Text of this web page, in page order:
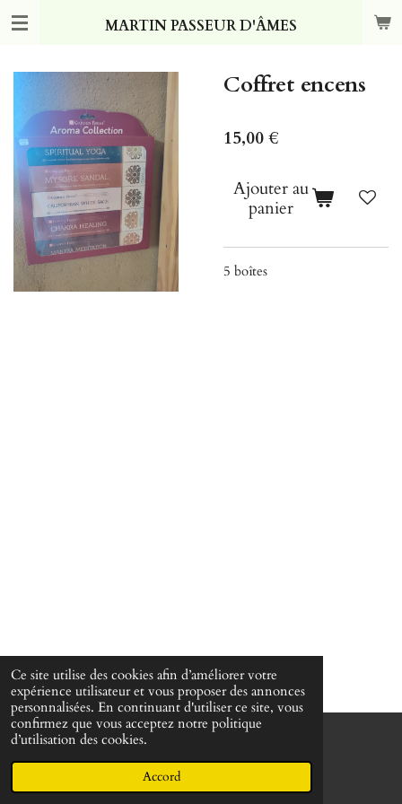
Ce site utilise des cookies afin d’améliorer votre
expérience utilisateur et vous proposer des annonces
personnalisées. En continuant d'utiliser ce site, vous
confirmez que vous acceptez notre politique
d’utilisation des cookies.
Accord
Passer
principal
MARTIN PASSEUR D'ÂMES
Coffret encens
15,00 €
Ajouter au
panier
5 boîtes
© 2022 - 2026 Martin Passeur d'âmes
Propulsé par